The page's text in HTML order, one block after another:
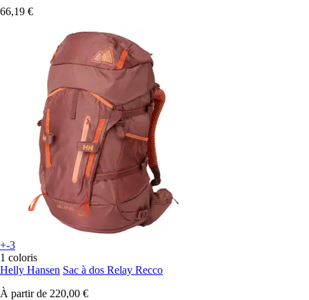
66,19 €
+-3
1 coloris
Helly Hansen Sac à dos Relay Recco
À partir de 220,00 €